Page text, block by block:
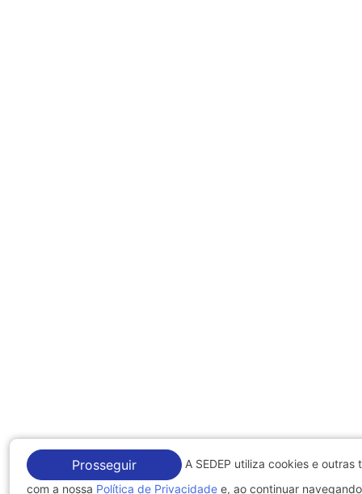
Prosseguir
A SEDEP utiliza cookies e
com a nossa Política de Privacidade e, ao continuar